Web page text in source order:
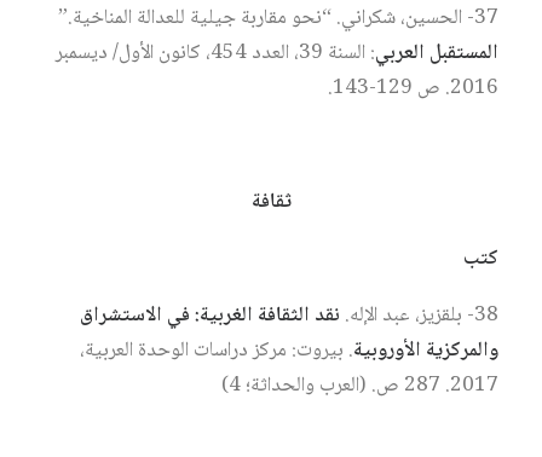
37- الحسين، شكراني. “نحو مقاربة جيلية للعدالة المناخية.”
المستقبل العربي
: السنة 39، العدد 454، كانون الأول/ ديسمبر
2016. ص 129-143.
ثقافة
كتب
38- بلقزيز، عبد الإله.
نقد الثقافة الغربية: في الاستشراق
والمركزية الأوروبية. بيروت: مركز دراسات الوحدة العربية،
2017. 287 ص. (العرب والحداثة؛ 4)